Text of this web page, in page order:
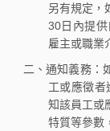
另有規定，
30日內提
雇主或職業
二、通知義務：
工或應徵者
知該員工或
特質等參數